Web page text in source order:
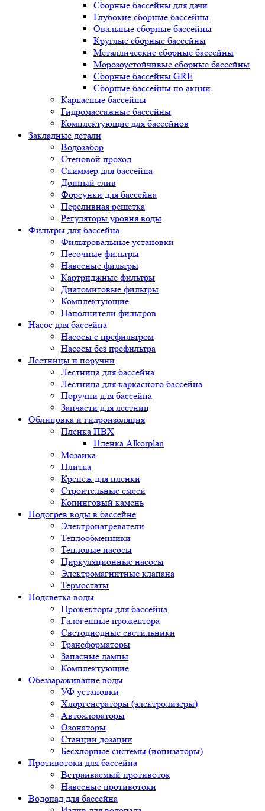
Сборные бассейны для дачи
Глубокие сборные бассейны
Овальные сборные бассейны
Круглые сборные бассейны
Металлические сборные бассейны
Морозоустойчивые сборные бассейны
Сборные бассейны GRE
Сборные бассейны по акции
Каркасные бассейны
Гидромассажные бассейны
Комплектующие для бассейнов
Закладные детали
Водозабор
Стеновой проход
Скиммер для бассейна
Донный слив
Форсунки для бассейна
Переливная решетка
Регуляторы уровня воды
Фильтры для бассейна
Фильтровальные установки
Песочные фильтры
Навесные фильтры
Картриджные фильтры
Диатомитовые фильтры
Комплектующие
Наполнители фильтров
Насос для бассейна
Насосы с префильтром
Насосы без префильтра
Лестницы и поручни
Лестница для бассейна
Лестница для каркасного бассейна
Поручни для бассейна
Запчасти для лестниц
Облицовка и гидроизоляция
Пленка ПВХ
Пленка Alkorplan
Мозаика
Плитка
Крепеж для пленки
Строительные смеси
Копинговый камень
Подогрев воды в бассейне
Электронагреватели
Теплообменники
Тепловые насосы
Циркуляционные насосы
Электромагнитные клапана
Термостаты
Подсветка воды
Прожекторы для бассейна
Галогенные прожектора
Светодиодные светильники
Трансформаторы
Запасные лампы
Комплектующие
Обеззараживание воды
УФ установки
Хлоргенераторы (электролизеры)
Автохлораторы
Озонаторы
Станции дозации
Бесхлорные системы (ионизаторы)
Противотоки для бассейна
Встраиваемый противоток
Навесные противотоки
Водопад для бассейна